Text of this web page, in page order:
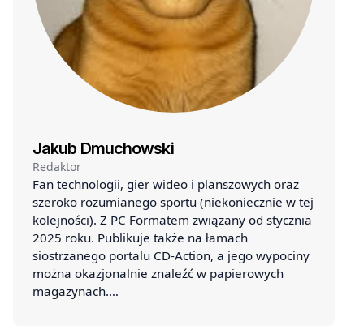
Jakub Dmuchowski
Redaktor
Fan technologii, gier wideo i planszowych oraz
szeroko rozumianego sportu (niekoniecznie w tej
kolejności). Z PC Formatem związany od stycznia
2025 roku. Publikuje także na łamach
siostrzanego portalu CD-Action, a jego wypociny
można okazjonalnie znaleźć w papierowych
magazynach.…